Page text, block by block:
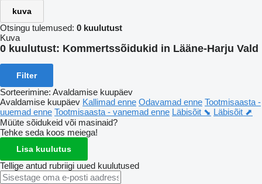
kuva
Otsingu tulemused: 0 kuulutust
Kuva
0 kuulutust: Kommertssõidukid in Lääne-Harju Vald
Filter
Sorteerimine: Avaldamise kuupäev
Avaldamise kuupäev Kallimad enne Odavamad enne Tootmisaasta -
uuemad enne Tootmisaasta - vanemad enne Läbisõit ⬊ Läbisõit ⬈
Müüte sõidukeid või masinaid?
Tehke seda koos meiega!
Lisa kuulutus
Tellige antud rubriigi uued kuulutused